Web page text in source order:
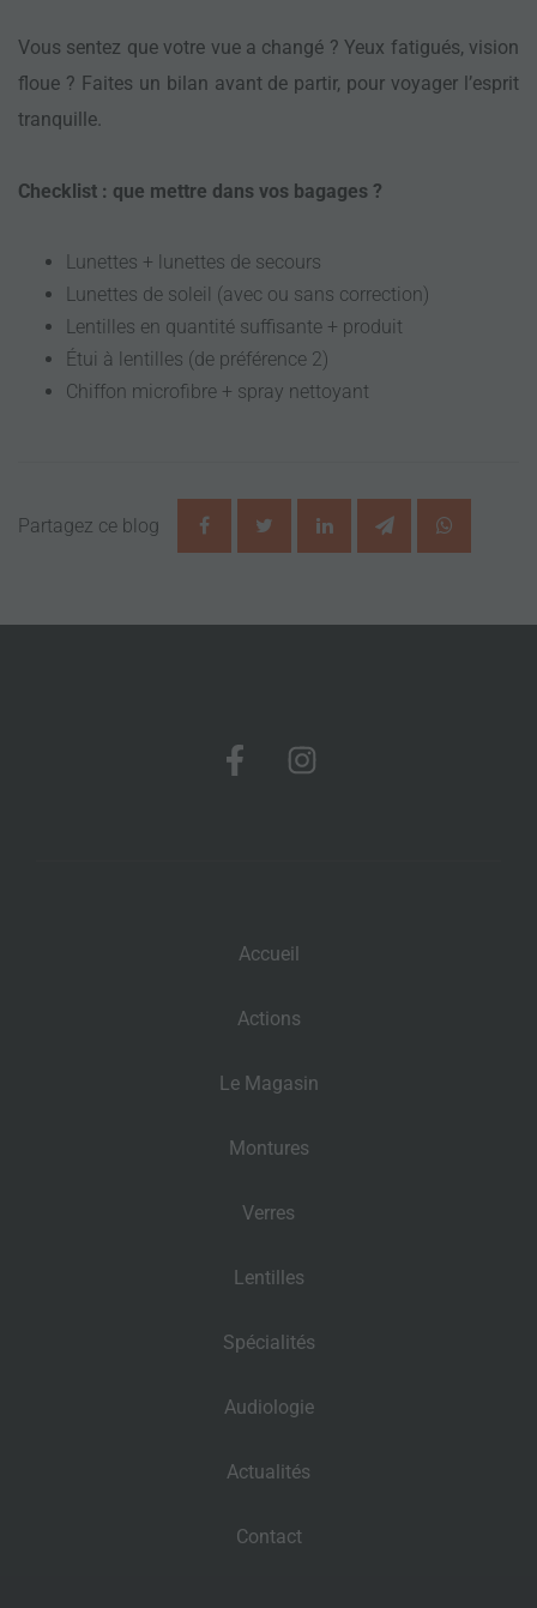
Vous sentez que votre vue a changé ? Yeux fatigués, vision
floue ? Faites un bilan avant de partir, pour voyager l’esprit
tranquille.
Checklist : que mettre dans vos bagages ?
Lunettes + lunettes de secours
Lunettes de soleil (avec ou sans correction)
Lentilles en quantité suffisante + produit
Étui à lentilles (de préférence 2)
Chiffon microfibre + spray nettoyant
Partagez ce blog
Accueil
Actions
Le Magasin
Montures
Verres
Lentilles
Spécialités
Audiologie
Actualités
Contact